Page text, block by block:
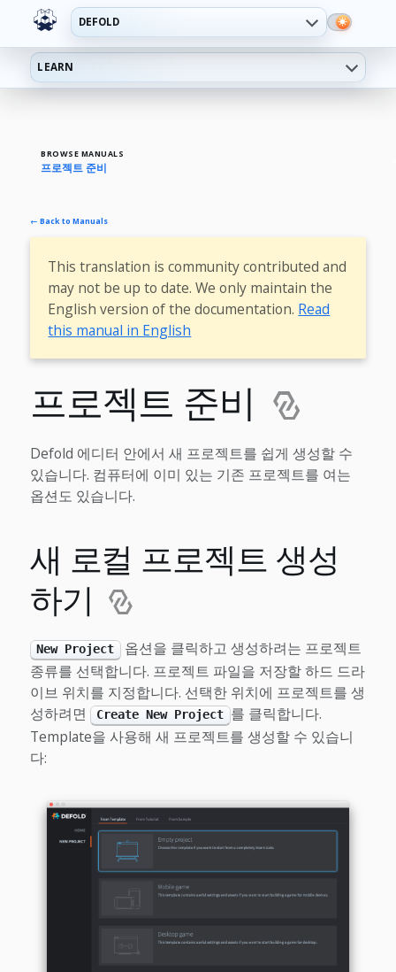
DEFOLD
LEARN
BROWSE MANUALS
프로젝트 준비
← Back to Manuals
This translation is community contributed and
may not be up to date. We only maintain the
English version of the documentation. Read
this manual in English
프로젝트 준비
Defold 에디터 안에서 새 프로젝트를 쉽게 생성할 수
있습니다. 컴퓨터에 이미 있는 기존 프로젝트를 여는
옵션도 있습니다.
새 로컬 프로젝트 생성
하기
New Project
옵션을 클릭하고 생성하려는 프로젝트
종류를 선택합니다. 프로젝트 파일을 저장할 하드 드라
이브 위치를 지정합니다. 선택한 위치에 프로젝트를 생
성하려면
Create New Project 를 클릭합니다.
Template을 사용해 새 프로젝트를 생성할 수 있습니
다: